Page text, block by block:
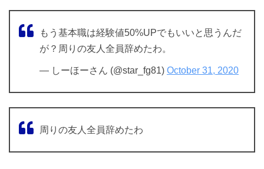
もう基本職は経験値50%UPでもいいと思うんだ
が？周りの友人全員辞めたわ。
— しーほーさん (@star_fg81) October 31, 2020
周りの友人全員辞めたわ